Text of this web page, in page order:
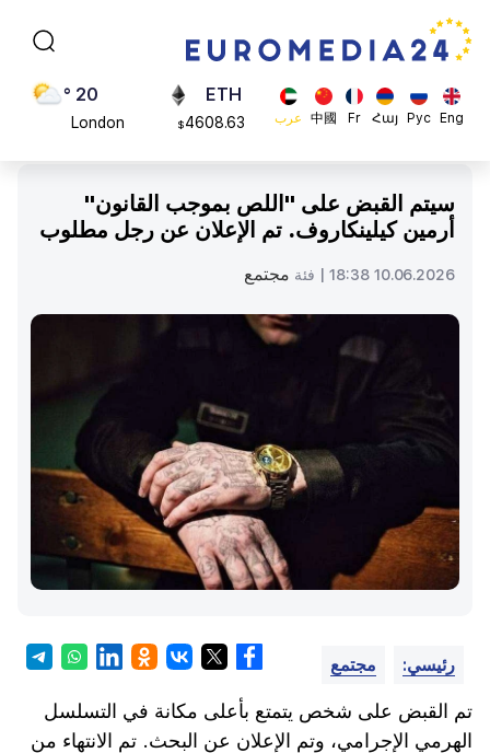
Eng
Рус
Հայ
Fr
中國 عرب
ADA
0.868816
ETH
$4608.63
20 °
London
23 °
Brussels
23 °
سيتم القبض على "اللص بموجب القانون"
أرمين كيلينكاروف. تم الإعلان عن رجل مطلوب
10.06.2026 18:38 | فئة مجتمع
رئيسي: مجتمع
تم القبض على شخص يتمتع بأعلى مكانة في التسلسل
الهرمي الإجرامي، وتم الإعلان عن البحث. تم الانتهاء من